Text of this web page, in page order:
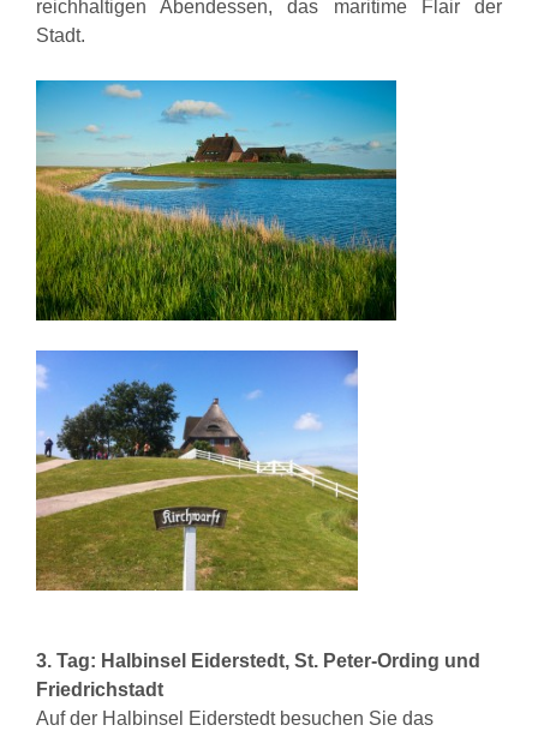
reichhaltigen Abendessen, das maritime Flair der
Stadt.
3. Tag: Halbinsel Eiderstedt, St. Peter-Ording und
Friedrichstadt
Auf der Halbinsel Eiderstedt besuchen Sie das